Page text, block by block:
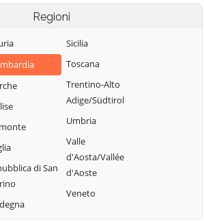
di Po
Cremasco
Scandolara Ripa
Sergnano
Sesto ed Uniti
Solarolo Rainerio
Soncino
Sospiro
Spinadesco
Spineda
Regioni
di San
Sicilia
Toscana
Trentino-Alto
Adige/Südtirol
Umbria
Valle
d'Aosta/Vallée
d'Aoste
Veneto